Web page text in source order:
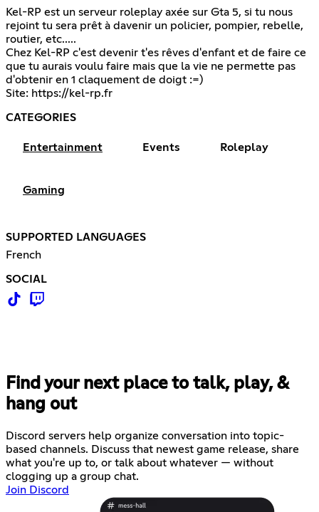
Kel-RP est un serveur roleplay axée sur Gta 5, si tu nous
rejoint tu sera prêt à davenir un policier, pompier, rebelle,
routier, etc.....
Chez Kel-RP c'est devenir t'es rêves d'enfant et de faire ce
que tu aurais voulu faire mais que la vie ne permette pas
d'obtenir en 1 claquement de doigt :=)
Site: https://kel-rp.fr
CATEGORIES
Entertainment Events Roleplay
Gaming
SUPPORTED LANGUAGES
French
SOCIAL
Find your next place to talk, play, &
hang out
Discord servers help organize conversation into topic-
based channels. Discuss that newest game release, share
what you're up to, or talk about whatever — without
clogging up a group chat.
Join Discord